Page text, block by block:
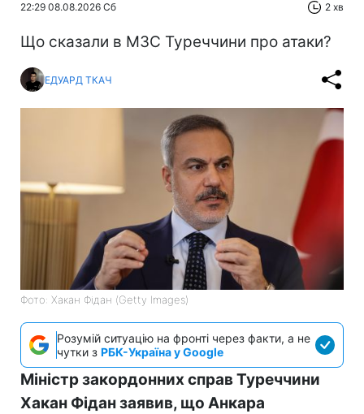
22:29 08.08.2026 Сб 2 хв
Що сказали в МЗС Туреччини про атаки?
ЕДУАРД ТКАЧ
Фото: Хакан Фідан (Getty Images)
Розумій ситуацію на фронті через факти, а не
чутки з РБК-Україна у Google
Міністр закордонних справ Туреччини
Хакан Фідан заявив, що Анкара